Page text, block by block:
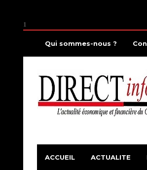
1
Qui sommes-nous ?
ACCUEIL ACTUALITE